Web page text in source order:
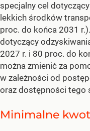
specjalny cel
lekkich środków
proc. do końca 2031
dotyczący
2027 r. i 80 proc. do
można zmienić za
w zależności od
oraz dostępności tego
Minimalne